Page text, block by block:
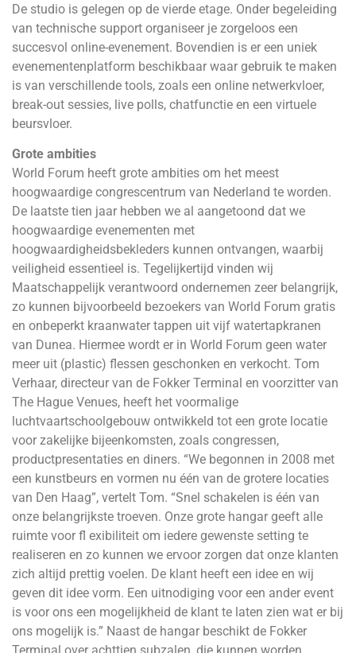
De studio is gelegen op de vierde etage. Onder begeleiding
van technische support organiseer je zorgeloos een
succesvol online-evenement. Bovendien is er een uniek
evenementenplatform beschikbaar waar gebruik te maken
is van verschillende tools, zoals een online netwerkvloer,
break-out sessies, live polls, chatfunctie en een virtuele
beursvloer.
Grote ambities
World Forum heeft grote ambities om het meest
hoogwaardige congrescentrum van Nederland te worden.
De laatste tien jaar hebben we al aangetoond dat we
hoogwaardige evenementen met
hoogwaardigheidsbekleders kunnen ontvangen, waarbij
veiligheid essentieel is. Tegelijkertijd vinden wij
Maatschappelijk verantwoord ondernemen zeer belangrijk,
zo kunnen bijvoorbeeld bezoekers van World Forum gratis
en onbeperkt kraanwater tappen uit vijf watertapkranen
van Dunea. Hiermee wordt er in World Forum geen water
meer uit (plastic) flessen geschonken en verkocht. Tom
Verhaar, directeur van de Fokker Terminal en voorzitter van
The Hague Venues, heeft het voormalige
luchtvaartschoolgebouw ontwikkeld tot een grote locatie
voor zakelijke bijeenkomsten, zoals congressen,
productpresentaties en diners. “We begonnen in 2008 met
een kunstbeurs en vormen nu één van de grotere locaties
van Den Haag”, vertelt Tom. “Snel schakelen is één van
onze belangrijkste troeven. Onze grote hangar geeft alle
ruimte voor fl exibiliteit om iedere gewenste setting te
realiseren en zo kunnen we ervoor zorgen dat onze klanten
zich altijd prettig voelen. De klant heeft een idee en wij
geven dit idee vorm. Een uitnodiging voor een ander event
is voor ons een mogelijkheid de klant te laten zien wat er bij
ons mogelijk is.” Naast de hangar beschikt de Fokker